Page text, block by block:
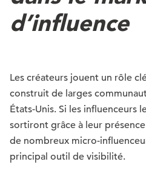
d’influence
Les créateurs jouent un rôle
construit de larges
États-Unis. Si les influenceurs
sortiront grâce à leur
de nombreux micro-
principal outil de visibilité.